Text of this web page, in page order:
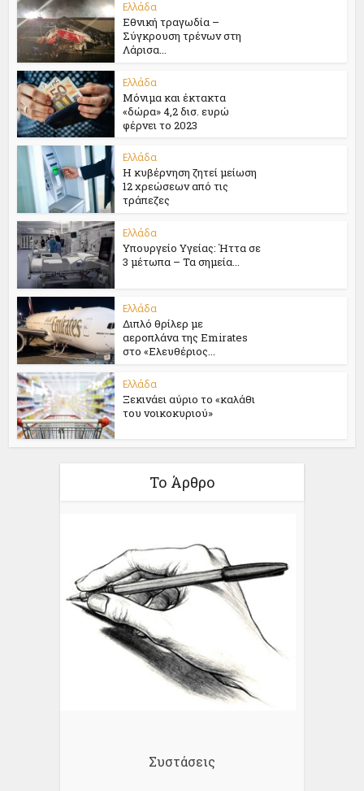
Ελλάδα
Εθνική τραγωδία –
Σύγκρουση τρένων στη
Λάρισα...
Ελλάδα
Μόνιμα και έκτακτα
«δώρα» 4,2 δισ. ευρώ
φέρνει το 2023
Ελλάδα
Η κυβέρνηση ζητεί μείωση
12 χρεώσεων από τις
τράπεζες
Ελλάδα
Υπουργείο Υγείας: Ήττα σε
3 μέτωπα – Τα σημεία...
Ελλάδα
Διπλό θρίλερ με
αεροπλάνα της Emirates
στο «Ελευθέριος...
Ελλάδα
Ξεκινάει αύριο το «καλάθι
του νοικοκυριού»
Το Άρθρο
Συστάσεις